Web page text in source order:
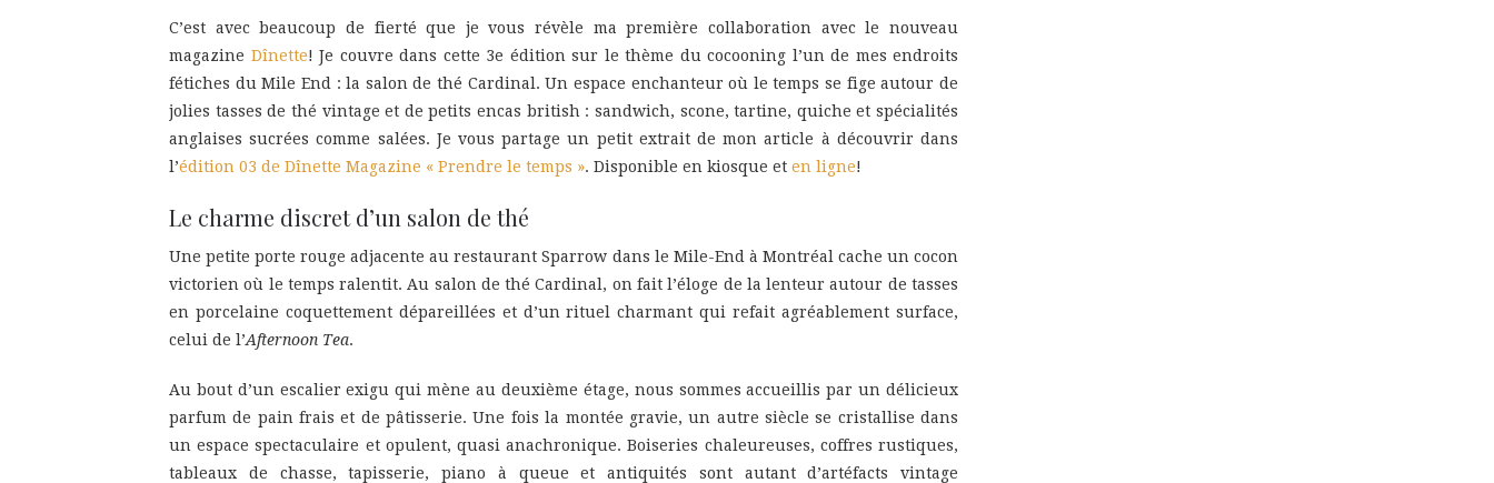
C’est avec beaucoup de fierté que je vous révèle ma première collaboration avec le nouveau
magazine Dînette! Je couvre dans cette 3e édition sur le thème du cocooning l’un de mes endroits
fétiches du Mile End : la salon de thé Cardinal. Un espace enchanteur où le temps se fige autour de
jolies tasses de thé vintage et de petits encas british : sandwich, scone, tartine, quiche et spécialités
anglaises sucrées comme salées. Je vous partage un petit extrait de mon article à découvrir dans
l’édition 03 de Dînette Magazine « Prendre le temps ». Disponible en kiosque et en ligne!
Le charme discret d’un salon de thé
Une petite porte rouge adjacente au restaurant Sparrow dans le Mile-End à Montréal cache un cocon
victorien où le temps ralentit. Au salon de thé Cardinal, on fait l’éloge de la lenteur autour de tasses
en porcelaine coquettement dépareillées et d’un rituel charmant qui refait agréablement surface,
celui de l’Afternoon Tea.
Au bout d’un escalier exigu qui mène au deuxième étage, nous sommes accueillis par un délicieux
parfum de pain frais et de pâtisserie. Une fois la montée gravie, un autre siècle se cristallise dans
un espace spectaculaire et opulent, quasi anachronique. Boiseries chaleureuses, coffres rustiques,
tableaux de chasse, tapisserie, piano à queue et antiquités sont autant d’artéfacts vintage